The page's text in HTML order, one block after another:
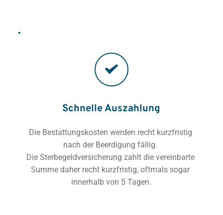
Schnelle Auszahlung
Die Bestattungskosten werden recht kurzfristig
nach der Beerdigung fällig.
Die Sterbegeldversicherung zahlt die vereinbarte
Summe daher recht kurzfristig, oftmals sogar
innerhalb von 5 Tagen.